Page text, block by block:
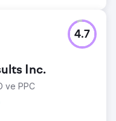
Inc.
ve PPC
4.7